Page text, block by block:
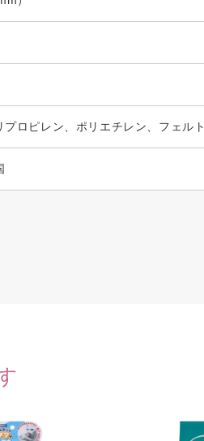
プロピレン、ポリエチレン、フェルト